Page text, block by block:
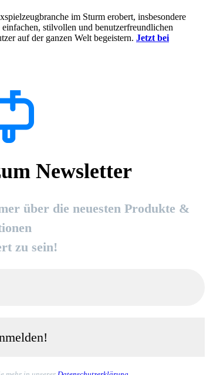
im Sturm erobert, insbesondere
einfachen, stilvollen und benutzerfreundlichen
auf der ganzen Welt begeistern. Jetzt bei
Newsletter
über die neuesten Produkte &
zu sein!